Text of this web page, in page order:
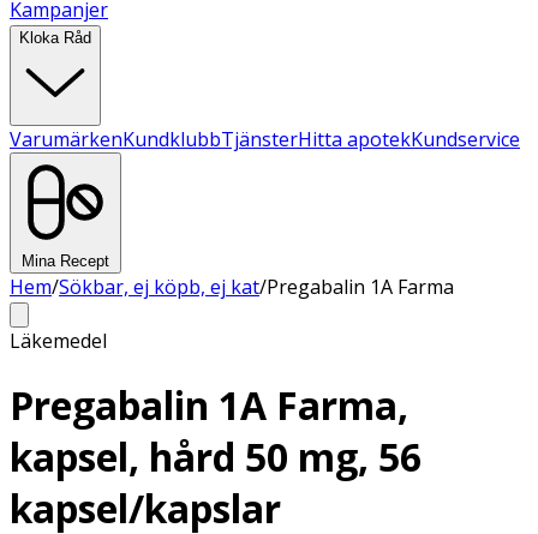
Kampanjer
Kloka Råd
VarumärkenKundklubbTjänsterHitta apotekKundservice
Mina Recept
Hem/Sökbar, ej köpb, ej kat/Pregabalin 1A Farma
Läkemedel
Pregabalin 1A Farma,
kapsel, hård 50 mg, 56
kapsel/kapslar